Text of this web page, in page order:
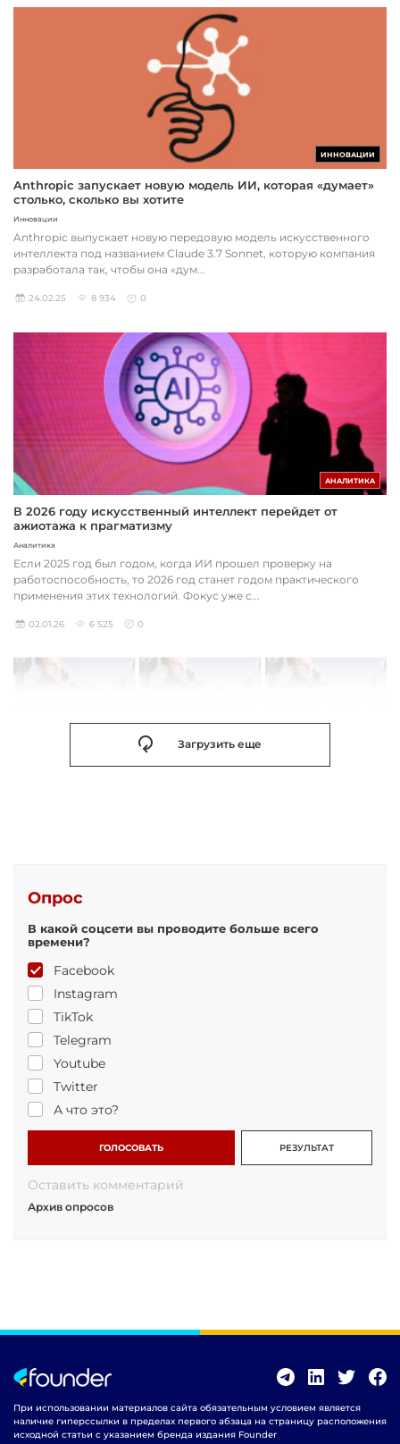
ИННОВАЦИИ
Anthropic запускает новую модель ИИ, которая «думает»
столько, сколько вы хотите
Инновации
Anthropic выпускает новую передовую модель искусственного
интеллекта под названием Claude 3.7 Sonnet, которую компания
разработала так, чтобы она «дум...
24.02.25 8 934 0
АНАЛИТИКА
В 2026 году искусственный интеллект перейдет от
ажиотажа к прагматизму
Аналитика
Если 2025 год был годом, когда ИИ прошел проверку на
работоспособность, то 2026 год станет годом практического
применения этих технологий. Фокус уже с...
02.01.26 6 525 0
Загрузить еще
Опрос
В какой соцсети вы проводите больше всего
времени?
Facebook
Instagram
TikTok
Telegram
Youtube
Twitter
А что это?
ГОЛОСОВАТЬ РЕЗУЛЬТАТ
Оставить комментарий
Архив опросов
При использовании материалов сайта обязательным условием является
наличие гиперссылки в пределах первого абзаца на страницу расположения
исходной статьи с указанием бренда издания Founder